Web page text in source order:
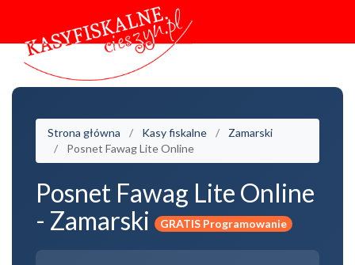
Strona główna Kasy fiskalne
Zamarski
Posnet Fawag Lite Online
Posnet Fawag Lite Online
- Zamarski
GRATIS Programowanie